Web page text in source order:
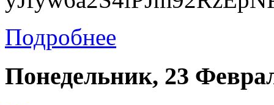
Подробнее
Понедельник, 23